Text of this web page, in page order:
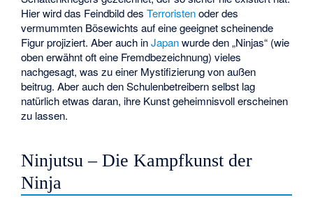
Hier wird das Feindbild desTerroristenoder des
vermummten Bösewichts auf eine geeignet scheinende
Figur projiziert. Aber auch inJapanwurde den „Ninjas“ (wie
oben erwähnt oft eine Fremdbezeichnung) vieles
nachgesagt, was zu einer Mystifizierung von außen
beitrug. Aber auch den Schulenbetreibern selbst lag
natürlich etwas daran, ihre Kunst geheimnisvoll erscheinen
zu lassen.
Ninjutsu – Die Kampfkunst der
Ninja